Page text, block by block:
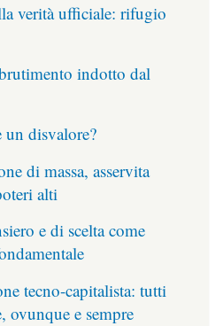
verità ufficiale: rifugio
indotto dal
un disvalore?
di massa, asservita
alti
e di scelta come
tecno-capitalista: tutti
ovunque e sempre